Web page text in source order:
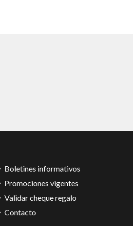
Boletines informativos
Promociones vigentes
Validar cheque regalo
Contacto